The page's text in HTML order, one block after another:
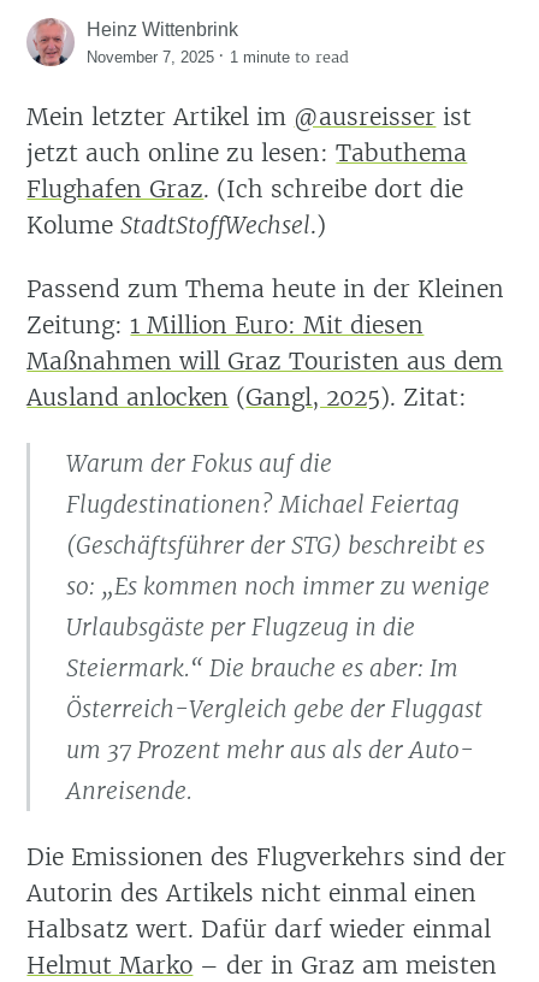
Heinz Wittenbrink
November 7, 2025 · 1 minute to read
Mein letzter Artikel im @ausreisser ist
jetzt auch online zu lesen:Tabuthema
Flughafen Graz. (Ich schreibe dort die
KolumeStadtStoffWechsel.)
Passend zum Thema heute in der Kleinen
Zeitung: 1 Million Euro: Mit diesen
Maßnahmen will Graz Touristen aus dem
Ausland anlocken (Gangl, 2025). Zitat:
Warum der Fokus auf die
Flugdestinationen? Michael Feiertag
(Geschäftsführer der STG) beschreibt es
so: „Es kommen noch immer zu wenige
Urlaubsgäste per Flugzeug in die
Steiermark.“ Die brauche es aber: Im
Österreich-Vergleich gebe der Fluggast
um 37 Prozent mehr aus als der Auto-
Anreisende.
Die Emissionen des Flugverkehrs sind der
Autorin des Artikels nicht einmal einen
Halbsatz wert. Dafür darf wieder einmal
Helmut Marko – der in Graz am meisten